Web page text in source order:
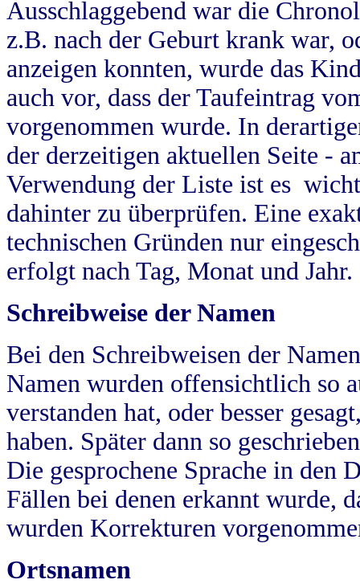
Ausschlaggebend war die
z.B. nach der Geburt krank war,
anzeigen konnten, wurde das
auch vor, dass der Taufeintrag
vorgenommen wurde. In
der derzeitigen aktuellen Seite -
Verwendung der Liste ist es
dahinter zu überprüfen. Eine
technischen Gründen nur
erfolgt nach Tag, Monat und Jahr.
Schreibweise der Namen
Bei den Schreibweisen der
Namen wurden offensichtlich so
verstanden hat, oder besser
haben. Später dann so
Die gesprochene Sprache in
Fällen bei denen erkannt wurde,
wurden Korrekturen
Ortsnamen